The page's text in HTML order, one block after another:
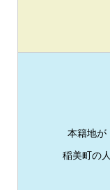
本籍地が
稲美町の人